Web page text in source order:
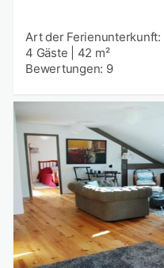
Art der
4 Gäste
42 m²
Bewertungen: 9